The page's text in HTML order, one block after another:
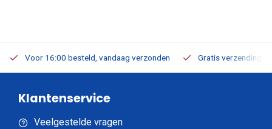
Voor 16:00 besteld, vandaag verzonden Gratis verzending
Klantenservice
Veelgestelde vragen